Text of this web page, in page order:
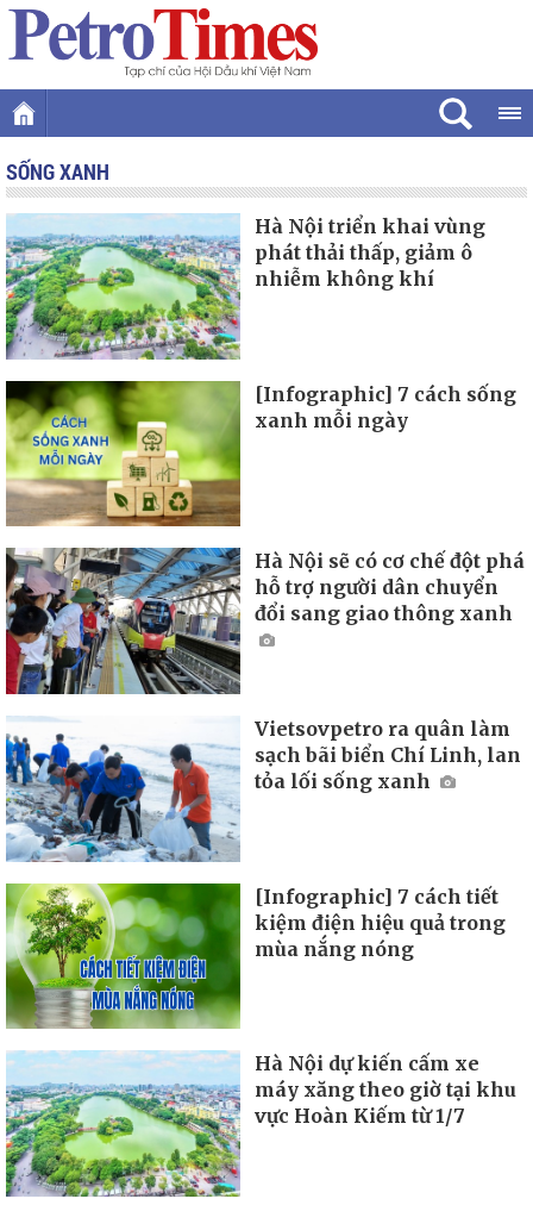
SỐNG XANH
Hà Nội triển khai vùng
phát thải thấp, giảm ô
nhiễm không khí
[Infographic] 7 cách sống
xanh mỗi ngày
Hà Nội sẽ có cơ chế đột phá
hỗ trợ người dân chuyển
đổi sang giao thông xanh
Vietsovpetro ra quân làm
sạch bãi biển Chí Linh, lan
tỏa lối sống xanh
[Infographic] 7 cách tiết
kiệm điện hiệu quả trong
mùa nắng nóng
Hà Nội dự kiến cấm xe
máy xăng theo giờ tại khu
vực Hoàn Kiếm từ 1/7